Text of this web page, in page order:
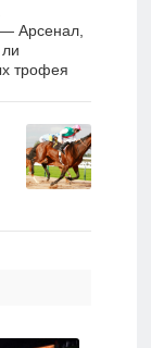
Арсенал,
трофея